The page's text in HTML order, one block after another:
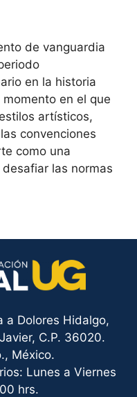
de vanguardia
en la historia
en el que
artísticos,
convenciones
como una
las normas
a Dolores Hidalgo,
C.P. 36020.
México.
Lunes a Viernes
hrs.